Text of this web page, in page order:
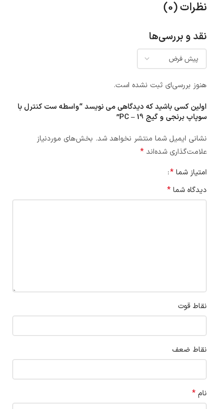
نظرات (0)
نقد و بررسی‌ها
هنوز بررسی‌ای ثبت نشده است.
اولین کسی باشید که دیدگاهی می نویسد “واسطه ست کنترل با
سوپاپ برنجی و گیج PC – 19”
نشانی ایمیل شما منتشر نخواهد شد. بخش‌های موردنیاز
علامت‌گذاری شده‌اند *
امتیاز شما *
دیدگاه شما *
نقاط قوت
نقاط ضعف
نام *